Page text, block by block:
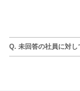
Q. 未回答の社員に対し